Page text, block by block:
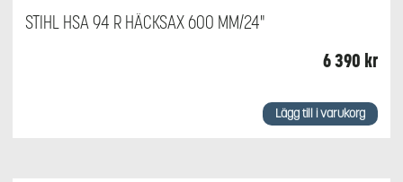
STIHL HSA 94 R HÄCKSAX 600 MM/24"
6 390 kr
Lägg till i varukorg